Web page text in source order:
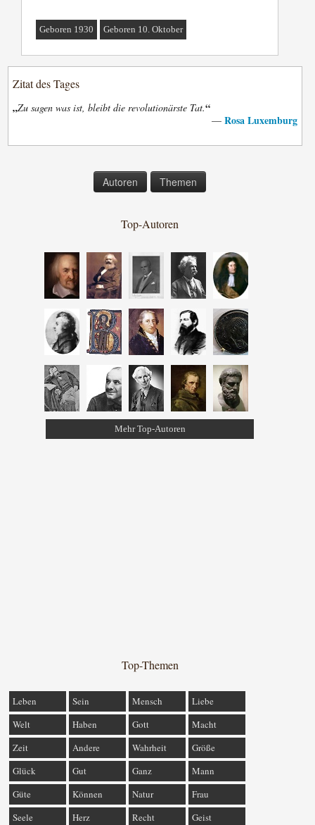
Geboren 1930 Geboren 10. Oktober
Zitat des Tages
„Zu sagen was ist, bleibt die revolutionärste Tat.“
— Rosa Luxemburg
Autoren Themen
Top-Autoren
Mehr Top-Autoren
Top-Themen
Leben Sein Mensch
Liebe
Welt
Haben Gott
Macht
Zeit
Andere Wahrheit
Größe
Glück
Gut Ganz
Mann
Güte
Können Natur
Frau
Seele
Herz Recht Geist